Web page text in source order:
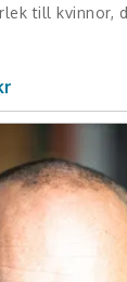
till kvinnor,